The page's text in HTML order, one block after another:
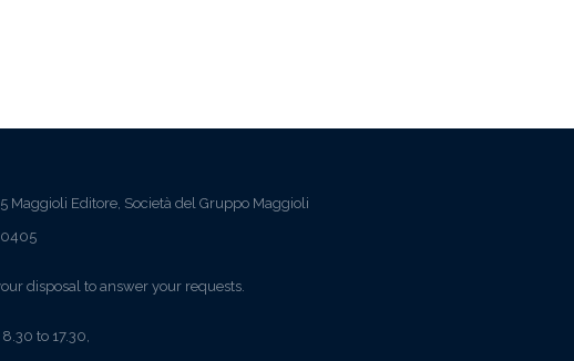
Maggioli Editore, Società del Gruppo Maggioli
disposal to answer your requests.
to 17.30,